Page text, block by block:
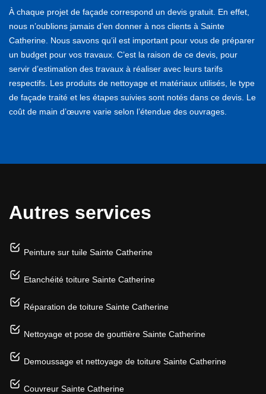
À chaque projet de façade correspond un devis gratuit. En effet,
nous n’oublions jamais d’en donner à nos clients à Sainte
Catherine. Nous savons qu’il est important pour vous de préparer
un budget pour vos travaux. C’est la raison de ce devis, pour
servir d’estimation des travaux à réaliser avec leurs tarifs
respectifs. Les produits de nettoyage et matériaux utilisés, le type
de façade traité et les étapes suivies sont notés dans ce devis. Le
coût de main d’œuvre varie selon l’étendue des ouvrages.
Autres services
Peinture sur tuile Sainte Catherine
Etanchéité toiture Sainte Catherine
Réparation de toiture Sainte Catherine
Nettoyage et pose de gouttière Sainte Catherine
Demoussage et nettoyage de toiture Sainte Catherine
Couvreur Sainte Catherine